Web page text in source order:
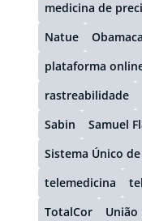
medicina de
Natue
plataforma
rastreabilidade
Sabin
Samuel
Sistema Único
telemedicina
TotalCor